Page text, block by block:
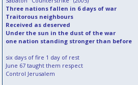
Three nations fallen in 6 days of war
Traitorous neighbours
Received as deserved
Under the sun in the dust of the war
one nation standing stronger than before
six days of fire 1 day of rest
June 67 taught them respect
Control Jerusalem